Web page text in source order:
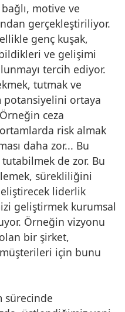
motive ve
gerçekleştiriliyor.
genç kuşak,
ve gelişimi
tercih ediyor.
tutmak ve
potansiyelini ortaya
ceza
risk almak
daha zor... Bu
de zor. Bu
sürekliliğini
liderlik
geliştirmek kurumsal
Örneğin vizyonu
bir şirket,
için bunu
sürecinde